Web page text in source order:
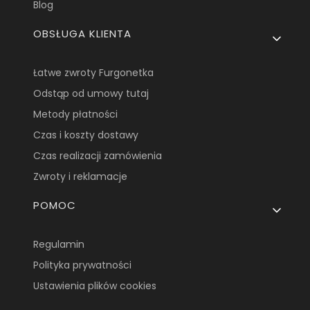
Blog
OBSŁUGA KLIENTA
Łatwe zwroty Furgonetka
Odstąp od umowy tutaj
Metody płatności
Czas i koszty dostawy
Czas realizacji zamówienia
Zwroty i reklamacje
POMOC
Regulamin
Polityka prywatności
Ustawienia plików cookies